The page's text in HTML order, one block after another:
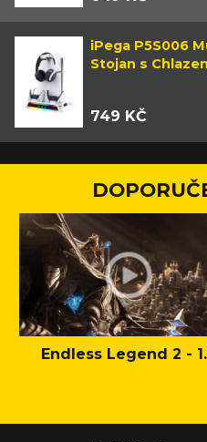
iPega P5S006
Stojan s
749 KČ
Endless Legend 2 -